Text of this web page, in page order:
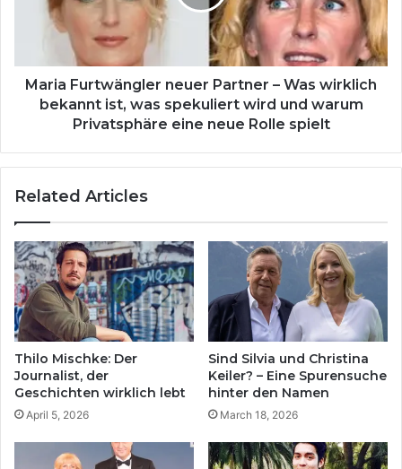
wirklich
ist,
was
spekuliert
warum
eine
spielt
Maria Furtwängler neuer Partner – Was wirklich
bekannt ist, was spekuliert wird und warum
Privatsphäre eine neue Rolle spielt
Related Articles
Thilo Mischke: Der
Journalist, der
Geschichten wirklich lebt
April 5, 2026
Sind Silvia und Christina
Keiler? – Eine Spurensuche
hinter den Namen
March 18, 2026